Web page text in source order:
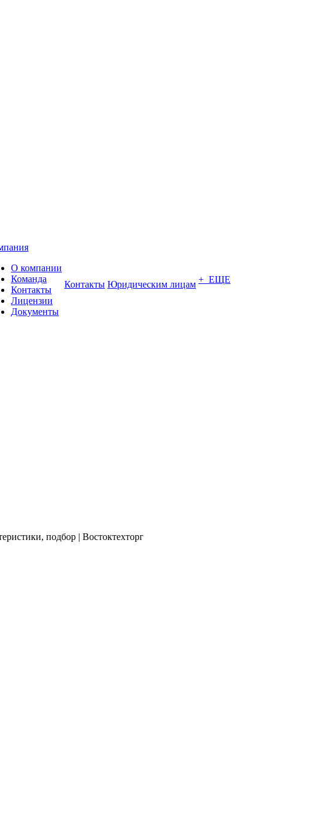
О компании
Команда
Контакты
Лицензии
Документы
Контакты Юридическим лицам + ЕЩЕ
подбор | Востоктехторг